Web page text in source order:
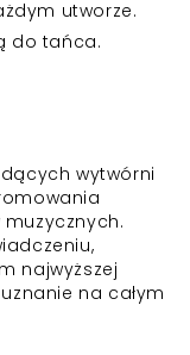
utworze.
do tańca.
wytwórni
najwyższej
na całym